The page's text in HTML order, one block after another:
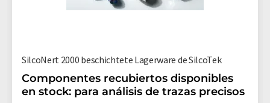
SilcoNert 2000 beschichtete Lagerware de SilcoTek
Componentes recubiertos disponibles
en stock: para análisis de trazas precisos